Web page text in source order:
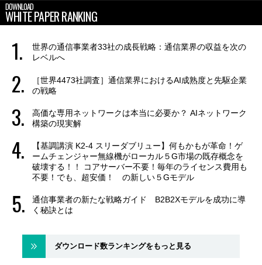
DOWNLOAD
WHITE PAPER RANKING
世界の通信事業者33社の成長戦略：通信業界の収益を次の
レベルへ
［世界4473社調査］通信業界におけるAI成熟度と先駆企業
の戦略
高価な専用ネットワークは本当に必要か？ AIネットワーク
構築の現実解
【基調講演 K2-4 スリーダブリュー】何もかもが革命！ゲ
ームチェンジャー無線機がローカル５G市場の既存概念を
破壊する！！ コアサーバー不要！毎年のライセンス費用も
不要！でも、超安価！ の新しい５Gモデル
通信事業者の新たな戦略ガイド B2B2Xモデルを成功に導
く秘訣とは
ダウンロード数ランキングをもっと見る